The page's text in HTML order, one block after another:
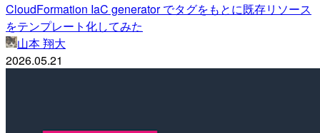
CloudFormation IaC generator でタグをもとに既存リソース
をテンプレート化してみた
山本 翔大
2026.05.21